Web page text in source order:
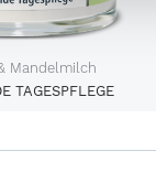
Mandelmilch
TAGESPFLEGE